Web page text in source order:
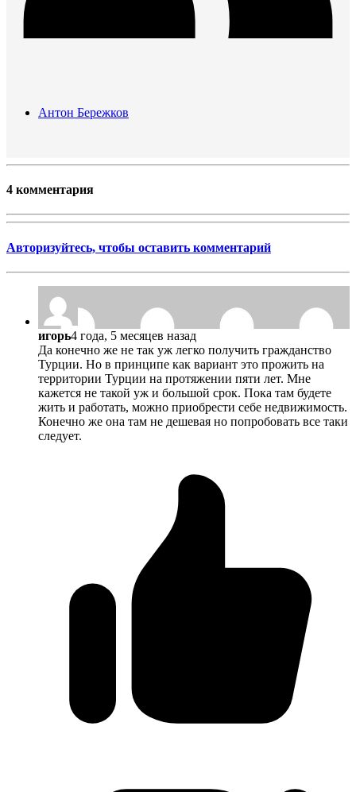
Антон Бережков
4 комментария
Авторизуйтесь, чтобы оставить комментарий
игорь4 года, 5 месяцев назад
Да конечно же не так уж легко получить гражданство
Турции. Но в принципе как вариант это прожить на
территории Турции на протяжении пяти лет. Мне
кажется не такой уж и большой срок. Пока там будете
жить и работать, можно приобрести себе недвижимость.
Конечно же она там не дешевая но попробовать все таки
следует.